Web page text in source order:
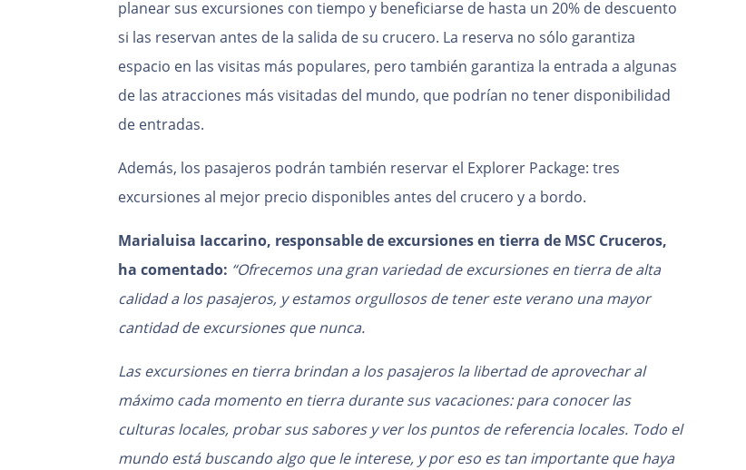
planear sus excursiones con tiempo y beneficiarse de hasta un 20% de descuento
si las reservan antes de la salida de su crucero. La reserva no sólo garantiza
espacio en las visitas más populares, pero también garantiza la entrada a algunas
de las atracciones más visitadas del mundo, que podrían no tener disponibilidad
de entradas.
Además, los pasajeros podrán también reservar el Explorer Package: tres
excursiones al mejor precio disponibles antes del crucero y a bordo.
Marialuisa Iaccarino, responsable de excursiones en tierra de MSC Cruceros,
ha comentado: “Ofrecemos una gran variedad de excursiones en tierra de alta
calidad a los pasajeros, y estamos orgullosos de tener este verano una mayor
cantidad de excursiones que nunca.
Las excursiones en tierra brindan a los pasajeros la libertad de aprovechar al
máximo cada momento en tierra durante sus vacaciones: para conocer las
culturas locales, probar sus sabores y ver los puntos de referencia locales. Todo el
mundo está buscando algo que le interese, y por eso es tan importante que haya